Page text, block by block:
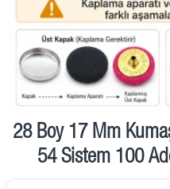
28 Boy 17 Mm
54 Sistem 100